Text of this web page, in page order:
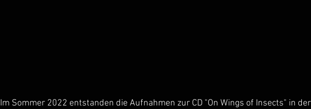
Im Sommer 2022 entstanden die Aufnahmen zur CD "On Wings of Insects" in